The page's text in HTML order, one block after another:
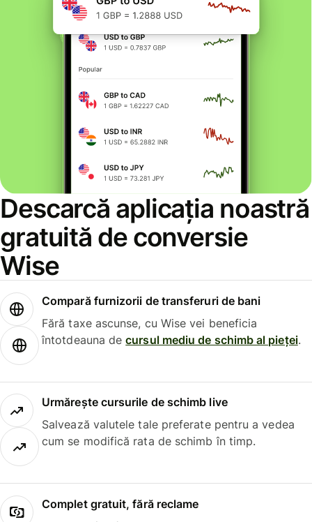
Descarcă aplicația noastră
gratuită de conversie
Wise
Compară furnizorii de transferuri de bani
Fără taxe ascunse, cu Wise vei beneficia
întotdeauna decursul mediu de schimb al pieței.
Urmărește cursurile de schimb live
Salvează valutele tale preferate pentru a vedea
cum se modifică rata de schimb în timp.
Complet gratuit, fără reclame